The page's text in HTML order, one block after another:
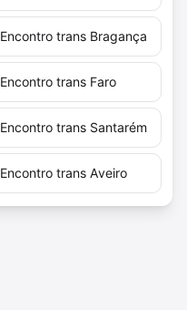
Encontro trans Bragança
Encontro trans Faro
Encontro trans Santarém
Encontro trans Aveiro